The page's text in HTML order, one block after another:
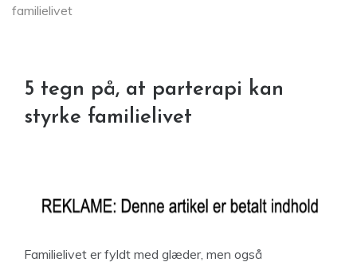
familielivet
5 tegn på, at parterapi kan
styrke familielivet
Familielivet er fyldt med glæder, men også